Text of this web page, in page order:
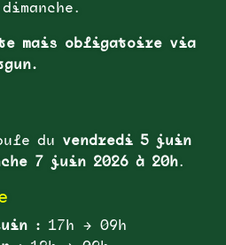
mais obligatoire via
du vendredi 5 juin
7 juin 2026 à 20h.
: 17h → 09h